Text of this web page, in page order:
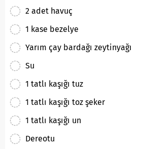
2 adet havuç
1 kase bezelye
Yarım çay bardağı zeytinyağı
Su
1 tatlı kaşığı tuz
1 tatlı kaşığı toz şeker
1 tatlı kaşığı un
Dereotu